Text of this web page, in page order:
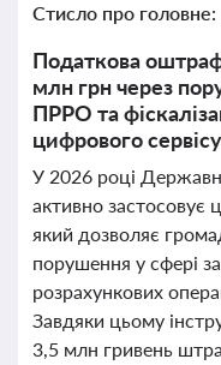
Стисло про головне:
Податкова
млн грн через
ПРРО та
цифрового
У 2026 році
активно застосовує
який дозволяє
порушення у сфері
розрахункових
Завдяки цьому
3,5 млн гривень